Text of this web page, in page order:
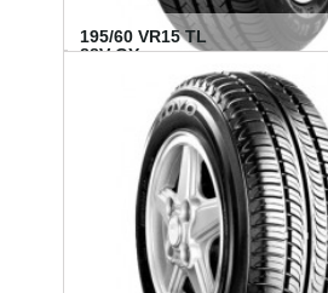
195/60 VR15 TL
88V GY...